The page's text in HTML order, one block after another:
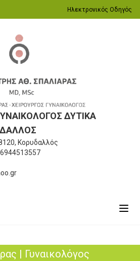
Ηλεκτρονικός Οδηγός
ΔΥΤΙΚΑ
Κορυδαλλός
6944513557
| Γυναικολόγος